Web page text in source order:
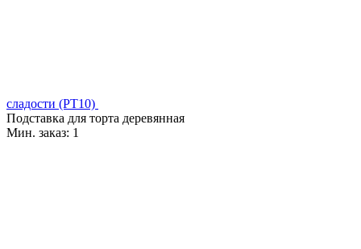
сладости (PT10)
Подставка для торта деревянная
Мин. заказ: 1